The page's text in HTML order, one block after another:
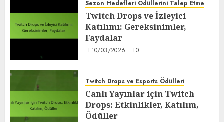
Sezon Hedefleri Ödüllerini Talep Etme
Twitch Drops ve İzleyici
Katılımı: Gereksinimler,
Faydalar
10/03/2026 0
Twitch Drops ve Esports Ödülleri
Canlı Yayınlar için Twitch
Drops: Etkinlikler, Katılım,
Ödüller